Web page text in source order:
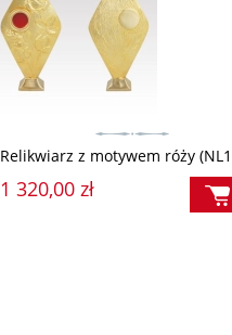
Relikwiarz z motywem róży
1 320,00 zł